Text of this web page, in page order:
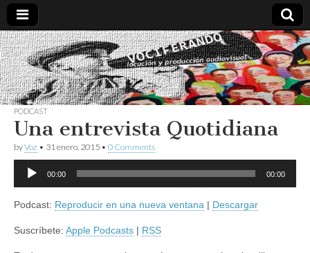
Vociferando
Comunicación,
Locucion y
Producción
Audiovisual
PODCAST
Una entrevista Quotidiana
byVoz • 31 enero, 2015 • 0 Comments
Reproductor
00:00 00:00
Podcast: Reproducir en una nueva ventana | Descargar
Suscríbete: Apple Podcasts | RSS